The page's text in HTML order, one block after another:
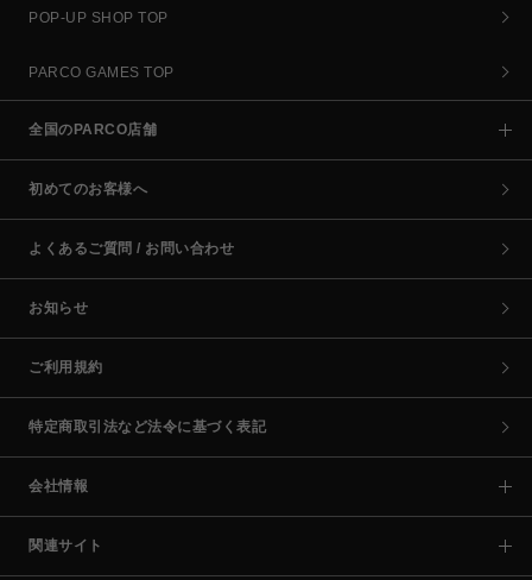
POP-UP SHOP TOP
PARCO GAMES TOP
全国のPARCO店舗
初めてのお客様へ
よくあるご質問 / お問い合わせ
お知らせ
ご利用規約
特定商取引法など法令に基づく表記
会社情報
関連サイト